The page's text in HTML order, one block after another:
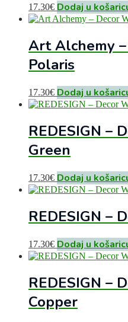
17.30€ Dodaj u
Art Alchemy
Polaris
17.30€ Dodaj u
REDESIGN –
Green
17.30€ Dodaj u
REDESIGN –
17.30€ Dodaj u
REDESIGN –
Copper